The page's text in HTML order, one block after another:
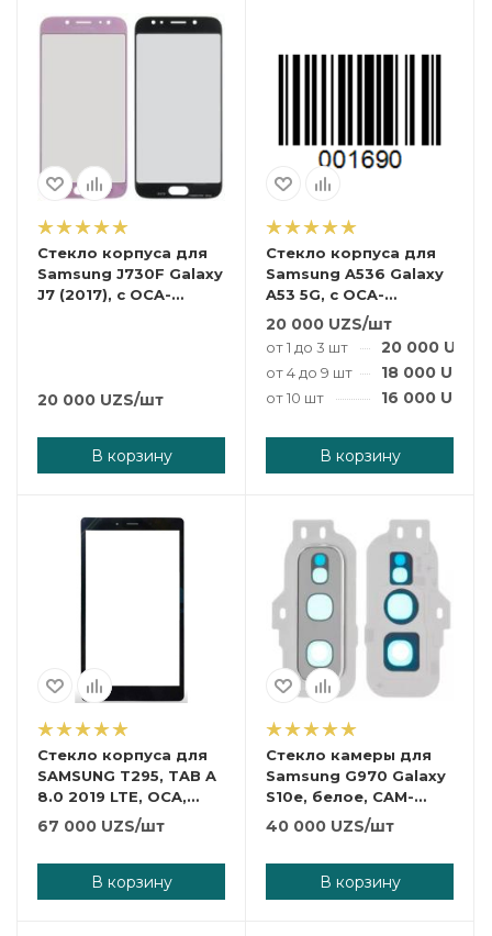
Стекло корпуса для
Samsung J730F Galaxy
J7 (2017), с OCA-
20 000 UZS/шт
В корзину
Стекло корпуса для
Samsung A536 Galaxy
A53 5G, с OCA-
пленкой, черное
20 000 UZS/шт
от 1 до 3 шт 20 000UZS
от 4 до 9 шт 18 000UZS
от 10 шт 16 000UZS
В корзину
Стекло корпуса для
SAMSUNG T295, TAB A
8.0 2019 LTE, OCA,
черный, белый.
67 000 UZS/шт
В корзину
Стекло камеры для
Samsung G970 Galaxy
S10e, белое, CAM-
GLASS-G970.
40 000 UZS/шт
В корзину